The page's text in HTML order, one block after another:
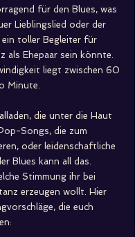
für den Blues, was
Lieblingslied oder der
toller Begleiter für
als Ehepaar sein könnte.
liegt zwischen 60
Minute.
die unter die Haut
Songs, die zum
oder leidenschaftliche
Blues kann all das.
Stimmung ihr bei
erzeugen wollt. Hier
die euch